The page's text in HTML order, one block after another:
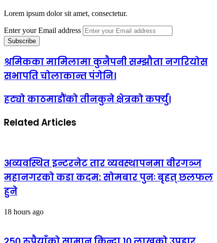
Lorem ipsum dolor sit amet, consectetur.
Enter your Email address
श्रमिकका मामिलामा कुनैपनी सम्झौता नगरियोस
सभापति चोलाकान्त पंगेनि।
हट्यो काठमाडौंको तीनकुने क्षेत्रको कर्फ्यु।
Related Articles
अव्यवस्थित इन्टरनेट तार व्यवस्थापनमा वीरगञ्ज
महानगरको कडा कदम: सोमबार पुनः बृहत् छलफल
हुने
18 hours ago